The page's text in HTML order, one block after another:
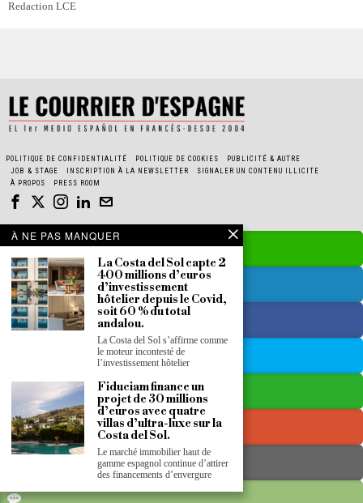
Redaction LCE
POLITIQUE DE CONFIDENTIALITÉ POLITIQUE DE COOKIES
PUBLICITÉ & AUTRE
JOB & STAGE
INSCRIPTION À LA NEWSLETTER
SIGNALER UN CONTENU ILLICITE
À PROPOS
PRESS ROOM
À NE PAS MANQUER
La Costa del Sol capte 2
400 millions d’euros
d’investissement
hôtelier depuis le Covid,
soit 60 % du total
andalou.
La Costa del Sol s’affirme comme
le moteur incontesté de
l’investissement hôtelier
Fiduciam finance un
projet de 30 millions
d’euros avec quatre
villas d’ultra-luxe sur la
Costa del Sol.
Le marché immobilier haut de
gamme espagnol continue d’attirer
des financements d’envergure